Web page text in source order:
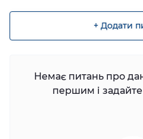
+ Додати
Немає питань про
першим і